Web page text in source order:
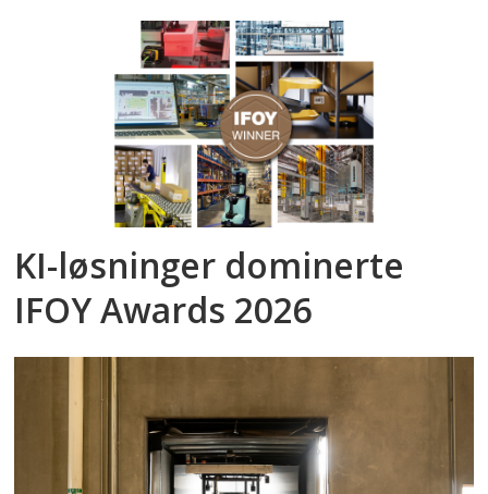
KI-løsninger dominerte
IFOY Awards 2026